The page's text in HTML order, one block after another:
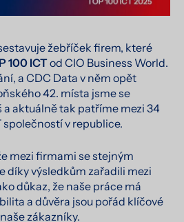
žebříček firem, které
100 ICTod CIO Business World.
a CDC Data v něm opět
42. místa jsme se
a aktuálně tak patříme mezi 34
v republice.
mezi firmami se stejným
díky výsledkům zařadili mezi
důkaz, že naše práce má
a důvěra jsou pořád klíčové
zákazníky.